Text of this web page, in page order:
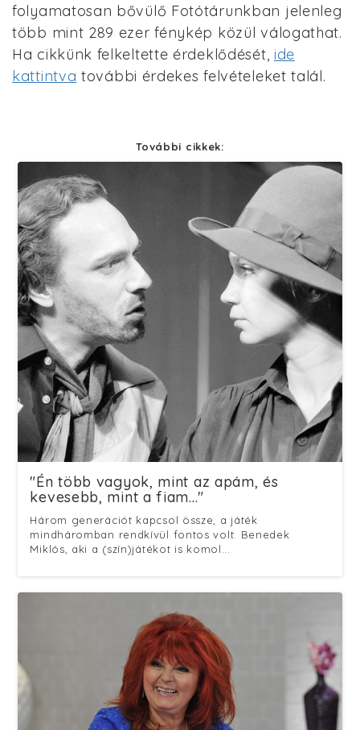
folyamatosan bővülő Fotótárunkban jelenleg
több mint 289 ezer fénykép közül válogathat.
Ha cikkünk felkeltette érdeklődését, ide
kattintva további érdekes felvételeket talál.
További cikkek:
"Én több vagyok, mint az apám, és
kevesebb, mint a fiam..."
Három generációt kapcsol össze, a játék
mindháromban rendkívül fontos volt. Benedek
Miklós, aki a (szín)játékot is komol...